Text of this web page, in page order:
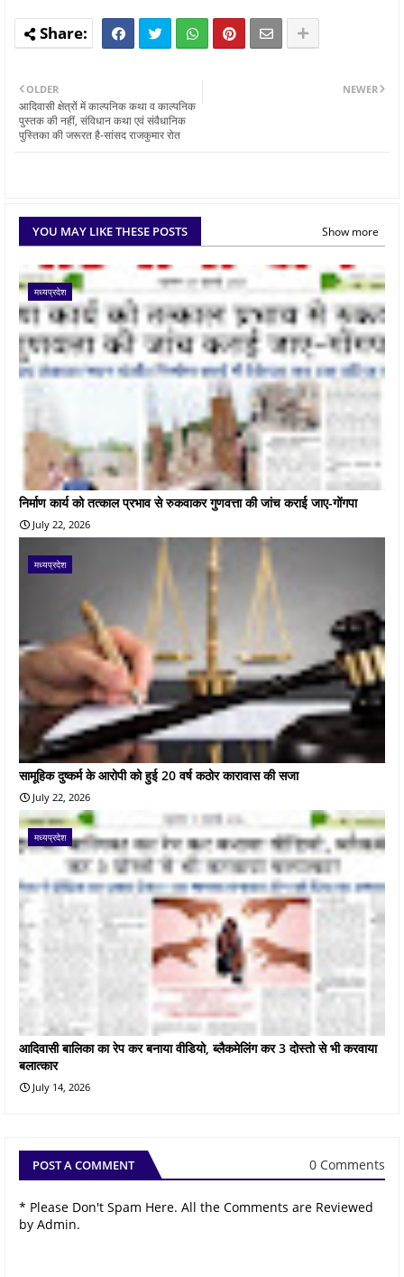
NEWER
OLDER
आदिवासी क्षेत्रों में काल्पनिक कथा व काल्पनिक
पुस्तक की नहीं, संविधान कथा एवं संवैधानिक
पुस्तिका की जरूरत है-सांसद राजकुमार रोत
YOU MAY LIKE THESE POSTS Show more
मध्यप्रदेश
निर्माण कार्य को तत्काल प्रभाव से रुकवाकर गुणवत्ता की जांच कराई जाए-गोंगपा
July 22, 2026
मध्यप्रदेश
सामूहिक दुष्कर्म के आरोपी को हुई 20 वर्ष कठोर कारावास की सजा
July 22, 2026
मध्यप्रदेश
आदिवासी बालिका का रेप कर बनाया वीडियो, ब्लैकमेलिंग कर 3 दोस्तो से भी करवाया
बलात्कार
July 14, 2026
POST A COMMENT 0 Comments
* Please Don't Spam Here. All the Comments are Reviewed
by Admin.